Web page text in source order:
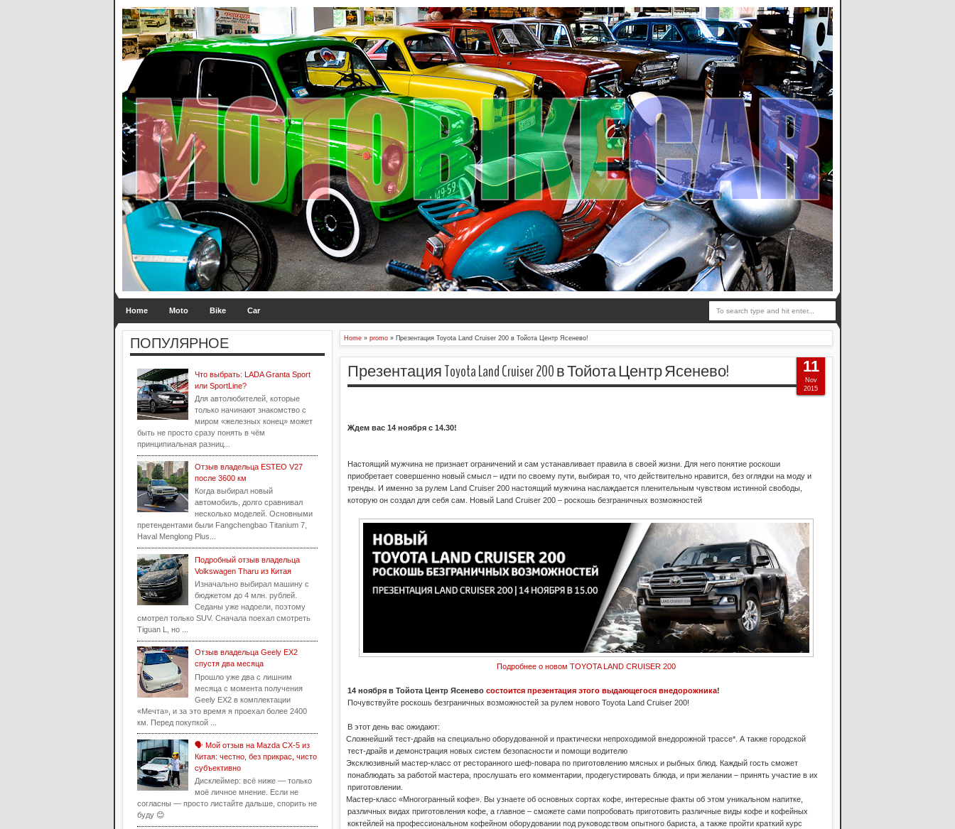
Home Moto Bike Car
Home » promo » Презентация Toyota Land Cruiser 200 в Тойота Центр Ясенево!
Презентация Toyota Land Cruiser 200 в Тойота Центр Ясенево!
Ждем вас 14 ноября с 14.30!
Настоящий мужчина не признает ограничений и сам устанавливает правила в своей жизни. Для него понятие роскоши
приобретает совершенно новый смысл – идти по своему пути, выбирая то, что действительно нравится, без оглядки на моду и
тренды. И именно за рулем Land Cruiser 200 настоящий мужчина наслаждается пленительным чувством истинной свободы,
которую он создал для себя сам. Новый Land Cruiser 200 – роскошь безграничных возможностей
Подробнее о новом TOYOTA LAND CRUISER 200
14 ноября в Тойота Центр Ясенево состоится презентация этого выдающегося внедорожника!
Почувствуйте роскошь безграничных возможностей за рулем нового Toyota Land Cruiser 200!
В этот день вас ожидают:
Сложнейший тест-драйв на специально оборудованной и практически непроходимой внедорожной трассе*. А также городской
тест-драйв и демонстрация новых систем безопасности и помощи водителю
Эксклюзивный мастер-класс от ресторанного шеф-повара по приготовлению мясных и рыбных блюд. Каждый гость сможет
понаблюдать за работой мастера, прослушать его комментарии, продегустировать блюда, и при желании – принять участие в их
приготовлении.
Мастер-класс «Многогранный кофе». Вы узнаете об основных сортах кофе, интересные факты об этом уникальном напитке,
различных видах приготовления кофе, а главное – сможете сами попробовать приготовить различные виды кофе и кофейных
коктейлей на профессиональном кофейном оборудовании под руководством опытного бариста, а также пройти краткий курс
11
Nov
2015
ПОПУЛЯРНОЕ
Что выбрать: LADA Granta Sport
или SportLine?
Для автолюбителей, которые
только начинают знакомство с
миром «железных конец» может
быть не просто сразу понять в чём
принципиальная разниц...
Отзыв владельца ESTEO V27
после 3600 км
Когда выбирал новый
автомобиль, долго сравнивал
несколько моделей. Основными
претендентами были Fangchengbao Titanium 7,
Haval Menglong Plus...
Подробный отзыв владельца
Volkswagen Tharu из Китая
Изначально выбирал машину с
бюджетом до 4 млн. рублей.
Седаны уже надоели, поэтому
смотрел только SUV. Сначала поехал смотреть
Tiguan L, но ...
Отзыв владельца Geely EX2
спустя два месяца
Прошло уже два с лишним
месяца с момента получения
Geely EX2 в комплектации
«Мечта», и за это время я проехал более 2400
км. Перед покупкой ...
🗣️ Мой отзыв на Mazda CX-5 из
Китая: честно, без прикрас, чисто
субъективно
Дисклеймер: всё ниже — только
моё личное мнение. Если не
согласны — просто листайте дальше, спорить не
буду 😊